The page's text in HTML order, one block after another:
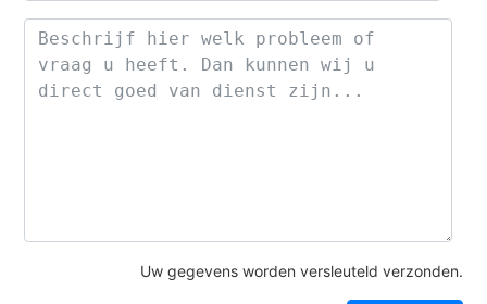
Uw gegevens worden versleuteld verzonden.